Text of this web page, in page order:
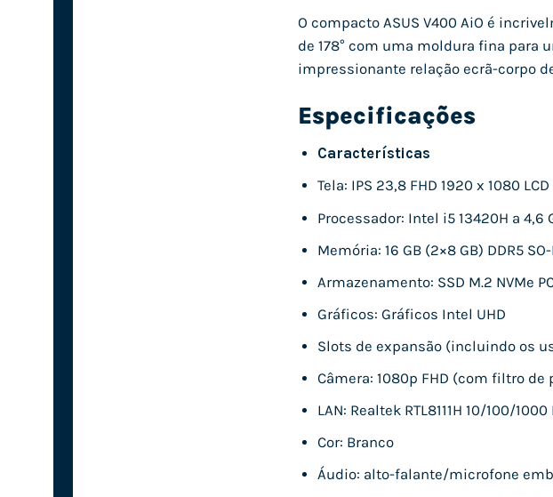
O compacto ASUS V400 AiO é
de 178° com uma moldura fina para
impressionante relação ecrã-corpo
Especificações
Características
Tela: IPS 23,8 FHD 1920 x 1080
Processador: Intel i5 13420H a 4,6
Memória: 16 GB (2×8 GB) DDR5
Armazenamento: SSD M.2 NVMe
Gráficos: Gráficos Intel UHD
Slots de expansão (incluindo os
Câmera: 1080p FHD (com filtro de
LAN: Realtek RTL8111H 10/100/
Cor: Branco
Áudio: alto-falante/microfone